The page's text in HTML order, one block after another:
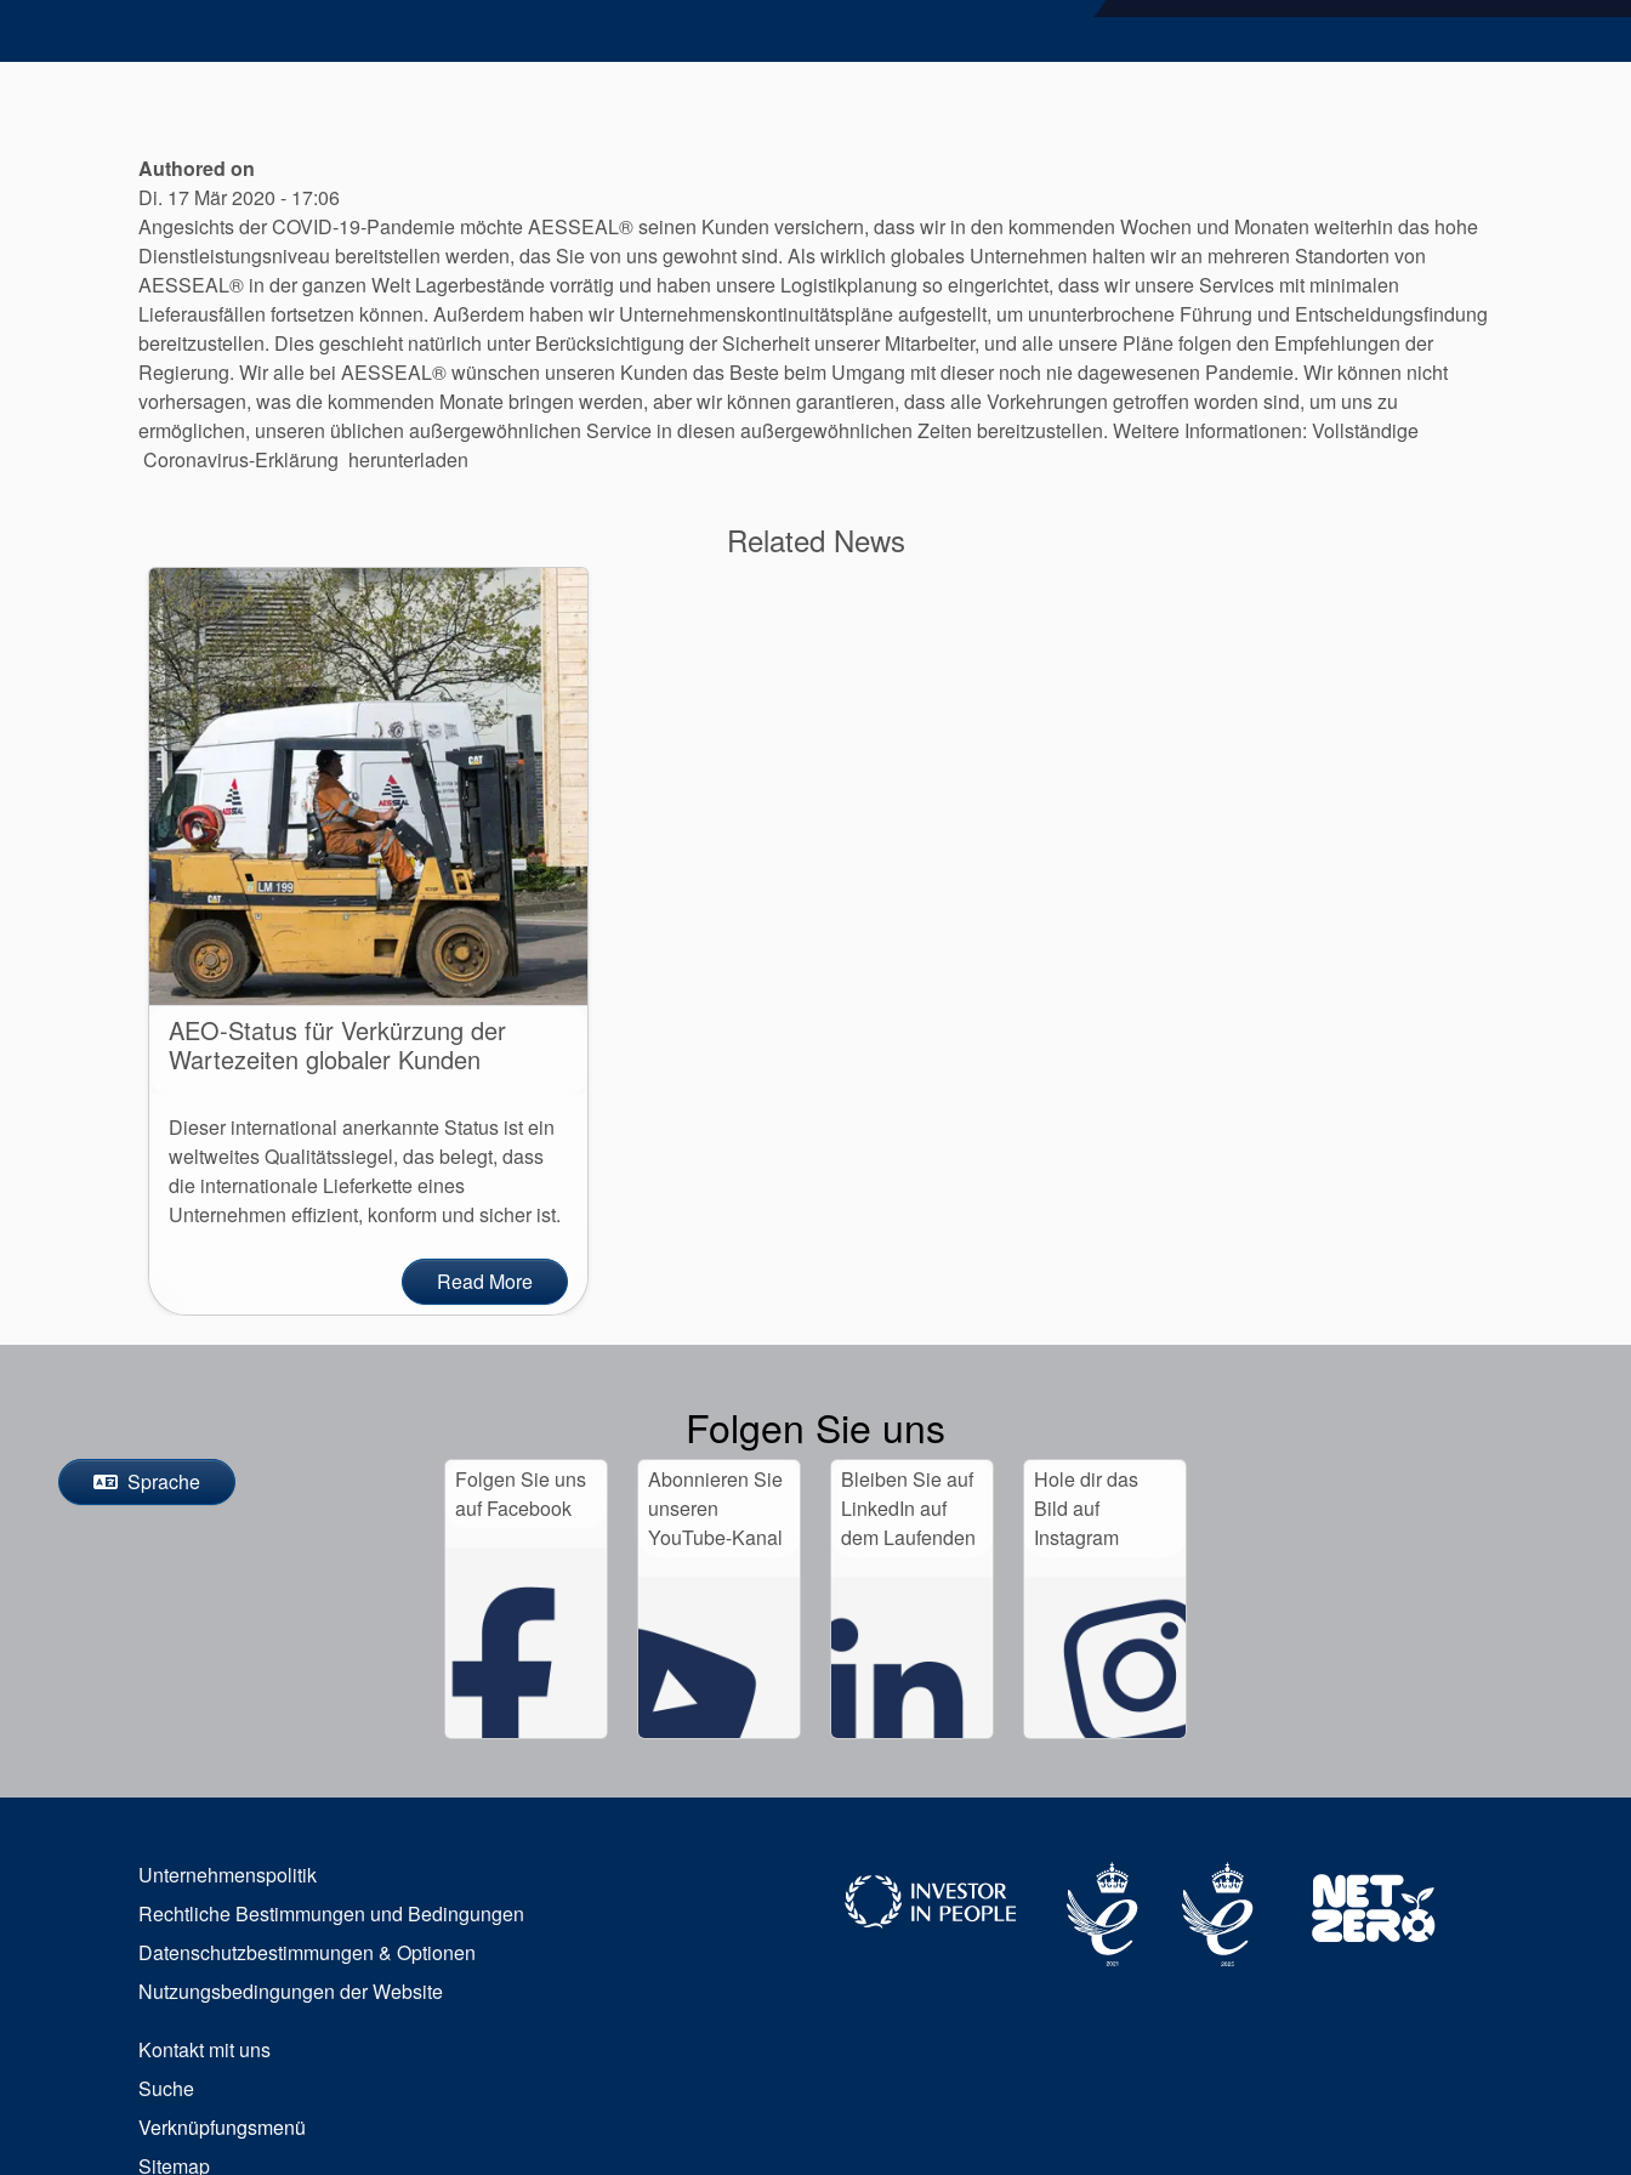
Authored on
Di. 17 Mär 2020 - 17:06
Angesichts der COVID-19-Pandemie möchte AESSEAL® seinen Kunden versichern, dass wir in den kommenden Wochen und Monaten weiterhin das hohe
Dienstleistungsniveau bereitstellen werden, das Sie von uns gewohnt sind. Als wirklich globales Unternehmen halten wir an mehreren Standorten von
AESSEAL® in der ganzen Welt Lagerbestände vorrätig und haben unsere Logistikplanung so eingerichtet, dass wir unsere Services mit minimalen
Lieferausfällen fortsetzen können. Außerdem haben wir Unternehmenskontinuitätspläne aufgestellt, um ununterbrochene Führung und Entscheidungsfindung
bereitzustellen. Dies geschieht natürlich unter Berücksichtigung der Sicherheit unserer Mitarbeiter, und alle unsere Pläne folgen den Empfehlungen der
Regierung. Wir alle bei AESSEAL® wünschen unseren Kunden das Beste beim Umgang mit dieser noch nie dagewesenen Pandemie. Wir können nicht
vorhersagen, was die kommenden Monate bringen werden, aber wir können garantieren, dass alle Vorkehrungen getroffen worden sind, um uns zu
ermöglichen, unseren üblichen außergewöhnlichen Service in diesen außergewöhnlichen Zeiten bereitzustellen. Weitere Informationen: Vollständige
Coronavirus-Erklärung herunterladen
Related News
AEO-Status für Verkürzung der
Wartezeiten globaler Kunden
Dieser international anerkannte Status ist ein
weltweites Qualitätssiegel, das belegt, dass
die internationale Lieferkette eines
Unternehmen effizient, konform und sicher ist.
Read More
Folgen Sie uns
Sprache
Folgen Sie uns
auf Facebook
Abonnieren Sie
unseren
YouTube-Kanal
Bleiben Sie auf
LinkedIn auf
dem Laufenden
Hole dir das
Bild auf
Instagram
Unternehmenspolitik
Rechtliche Bestimmungen und Bedingungen
Datenschutzbestimmungen & Optionen
Nutzungsbedingungen der Website
Kontakt mit uns
Suche
Verknüpfungsmenü
Sitemap